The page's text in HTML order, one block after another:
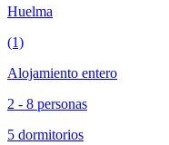
Huelma
(1)
Alojamiento entero
2 - 8 personas
5 dormitorios